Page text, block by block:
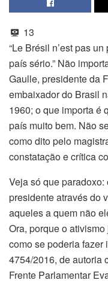
13
“Le Brésil n’est pas
país sério.” Não
Gaulle, presidente da
embaixador do Brasil
1960; o que importa é
país muito bem. Não
como dito pelo
constatação e crítica
Veja só que
presidente através do
aqueles a quem não
Ora, porque o
como se poderia fazer
4754/2016, de autoria
Frente Parlamentar